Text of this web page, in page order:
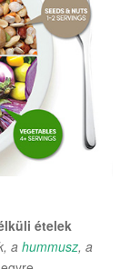
ételek
a hummusz, a